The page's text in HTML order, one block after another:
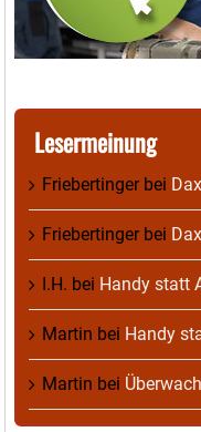
Lesermeinung
Friebertingerbei
Friebertingerbei
I.H. bei Handy statt
Martin bei Handy
Martin bei